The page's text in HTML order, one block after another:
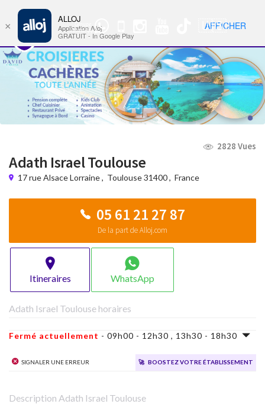
Groupe
WhatsApp
🇺🇸 Nav
2828 Vues
Adath Israel Toulouse
17 rue Alsace Lorraine, Toulouse 31400, France
05 61 21 27 87
De la part de Alloj.com
Itineraires WhatsApp
Adath Israel Toulouse horaires
Fermé actuellement - 09h00 - 12h30 , 13h30 - 18h30
Signaler une erreur 🚀 Boostez votre établissement
Description Adath Israel Toulouse
×
ALLOJ
Application Alloj
GRATUIT - In Google Play
AFFICHER